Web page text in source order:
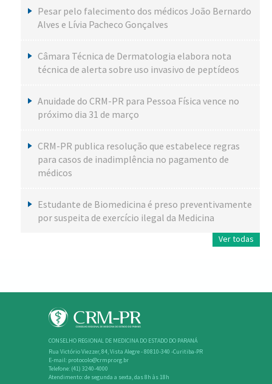
Pesar pelo falecimento dos médicos João Bernardo
Alves e Lívia Pacheco Gonçalves
Câmara Técnica de Dermatologia elabora nota
técnica de alerta sobre uso invasivo de peptídeos
Anuidade do CRM-PR para Pessoa Física vence no
próximo dia 31 de março
CRM-PR publica resolução que estabelece regras
para casos de inadimplência no pagamento de
médicos
Estudante de Biomedicina é preso preventivamente
por suspeita de exercício ilegal da Medicina
Ver todas
CONSELHO REGIONAL DE MEDICINA DO ESTADO DO PARANÁ
Rua Victório Viezzer, 84, Vista Alegre - 80810-340 -Curitiba-PR
E-mail: protocolo@crmpr.org.br
Telefone: (41) 3240-4000
Atendimento: de segunda a sexta, das 8h às 18h